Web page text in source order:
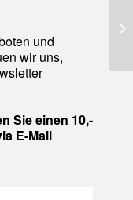
und
wir uns,
Sie einen 10,-
E-Mail